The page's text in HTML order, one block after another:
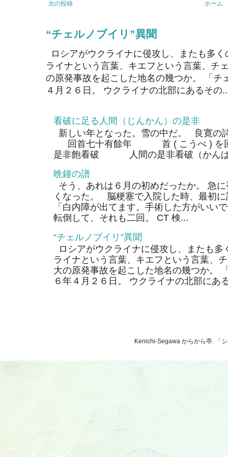
次の投稿 ホーム
“チェルノブイリ”異聞
ロシアがウクライナに侵攻し、またも多
ライナという言葉、キエフという言葉、チ
の原発事故を起こした地名の幾つか。 「チ
４月２６日。 ウクライナの北部にあるその
看破に足る人間（じんかん）の是非
新しい年となった。雪の中だ。 良寛の
回首七十有餘年 首 ( こうべ ) を回
是非飽看破 人間の是非看破（かん
晩鐘の譜
そう、あれは６月の初めだったか。 急
くなった。 脳梗塞で入院した時、最初
「白内障が出てます。手術した方がい
転倒して、それも二回。 CT 検...
“チェルノブイリ”異聞
ロシアがウクライナに侵攻し、またも
ライナという言葉、キエフという言葉、
大の原発事故を起こした地名の幾つか。
６年４月２６日。 ウクライナの北部にあ
Kenichi-Segawa からから亭. 「